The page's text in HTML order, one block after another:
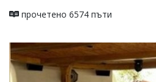
прочетено 6574 пъти